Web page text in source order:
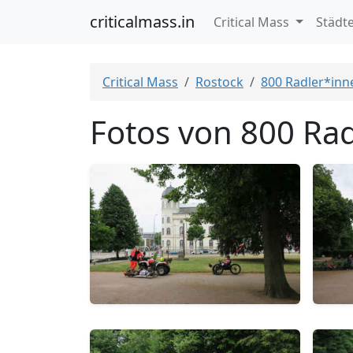
criticalmass.in Critical Mass
Critical Mass Rostock 800
Fotos von 800